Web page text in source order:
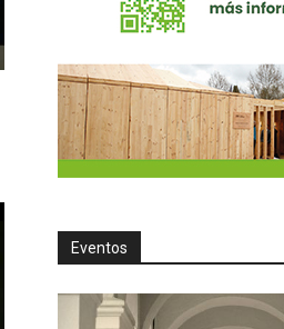
Eventos